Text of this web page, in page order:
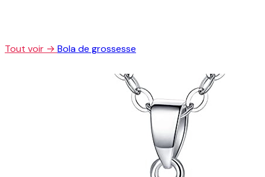
Tout voir → Bola de grossesse